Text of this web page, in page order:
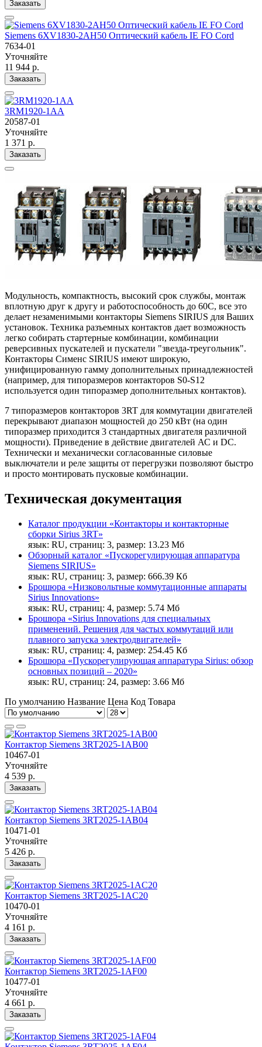
Заказать
Siemens 6XV1830-2AH50 Оптический кабель IE FO Cord
7634-01
Уточняйте
11 944 р.
Заказать
3RM1920-1AA
20587-01
Уточняйте
1 371 р.
Заказать
Модульность, компактность, высокий срок службы, монтаж
вплотную друг к другу и работоспособность до 60С, все это
делает незаменимыми контакторы Siemens SIRIUS для Ваших
установок. Техника разъемных контактов дает возможность
легко собирать стартерные комбинации, комбинации
реверсивных пускателей и пускатели "звезда-треугольник".
Контакторы Сименс SIRIUS имеют широкую,
унифицированную гамму дополнительных принадлежностей
(например, для типоразмеров контакторов S0-S12
используется один типоразмер дополнительных контактов).
7 типоразмеров контакторов 3RT для коммутации двигателей
перекрывают диапазон мощностей до 250 кВт (на один
типоразмер приходится 3 стандартных двигателя различной
мощности). Приведение в действие двигателей АС и DC.
Технически и механически согласованные силовые
выключатели и реле защиты от перегрузки позволяют быстро
и просто монтировать пусковые комбинации.
Техническая документация
Каталог продукции «Контакторы и контакторные
сборки Sirius 3RT»
язык: RU, страниц: 3, размер: 13.23 Мб
Обзорный каталог «Пускорегулирующая аппаратура
Siemens SIRIUS»
язык: RU, страниц: 3, размер: 666.39 Кб
Брошюра «Низковольтные коммутационные аппараты
Sirius Innovations»
язык: RU, страниц: 4, размер: 5.74 Мб
Брошюра «Sirius Innovations для специальных
применений. Решения для частых коммутаций или
плавного запуска электродвигателей»
язык: RU, страниц: 4, размер: 254.45 Кб
Брошюра «Пускорегулирующая аппаратура Sirius: обзор
основных позиций – 2020»
язык: RU, страниц: 24, размер: 3.66 Мб
По умолчанию Название Цена Код Товара
Контактор Siemens 3RT2025-1AB00
10467-01
Уточняйте
4 539 р.
Заказать
Контактор Siemens 3RT2025-1AB04
10471-01
Уточняйте
5 426 р.
Заказать
Контактор Siemens 3RT2025-1AC20
10470-01
Уточняйте
4 161 р.
Заказать
Контактор Siemens 3RT2025-1AF00
10477-01
Уточняйте
4 661 р.
Заказать